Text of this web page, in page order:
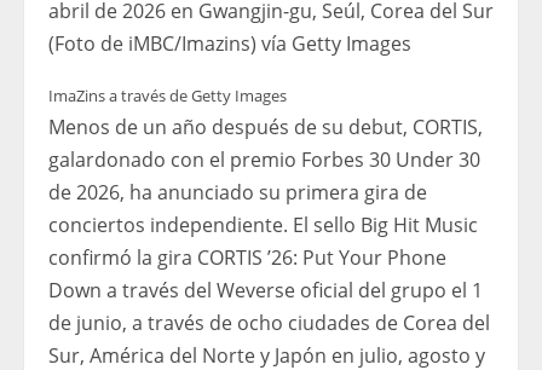
abril de 2026 en Gwangjin-gu, Seúl, Corea del Sur
(Foto de iMBC/Imazins) vía Getty Images
ImaZins a través de Getty Images
Menos de un año después de su debut, CORTIS,
galardonado con el premio Forbes 30 Under 30
de 2026, ha anunciado su primera gira de
conciertos independiente. El sello Big Hit Music
confirmó la gira CORTIS ’26: Put Your Phone
Down a través del Weverse oficial del grupo el 1
de junio, a través de ocho ciudades de Corea del
Sur, América del Norte y Japón en julio, agosto y